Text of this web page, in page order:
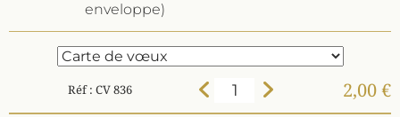
enveloppe)
Réf : CV 836 2,00 €